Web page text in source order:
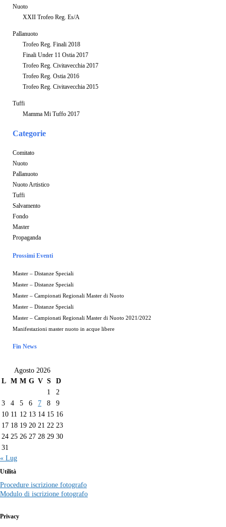
Nuoto
XXII Trofeo Reg. Es/A
Pallanuoto
Trofeo Reg. Finali 2018
Finali Under 11 Ostia 2017
Trofeo Reg. Civitavecchia 2017
Trofeo Reg. Ostia 2016
Trofeo Reg. Civitavecchia 2015
Tuffi
Mamma Mi Tuffo 2017
Categorie
Comitato
Nuoto
Pallanuoto
Nuoto Artistico
Tuffi
Salvamento
Fondo
Master
Propaganda
Prossimi Eventi
Master – Distanze Speciali
Master – Distanze Speciali
Master – Campionati Regionali Master di Nuoto
Master – Distanze Speciali
Master – Campionati Regionali Master di Nuoto 2021/2022
Manifestazioni master nuoto in acque libere
Fin News
Agosto 2026
L M M G V S
D
1
2
3
4 5 6 7 8
9
10 11 12 13 14 15 16
17 18 19 20 21 22 23
24 25 26 27 28 29 30
31
« Lug
Utilità
Procedure iscrizione fotografo
Modulo di iscrizione fotografo
Privacy